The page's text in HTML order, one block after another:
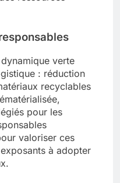
verte
: réduction
recyclables
pour les
valoriser ces
à adopter